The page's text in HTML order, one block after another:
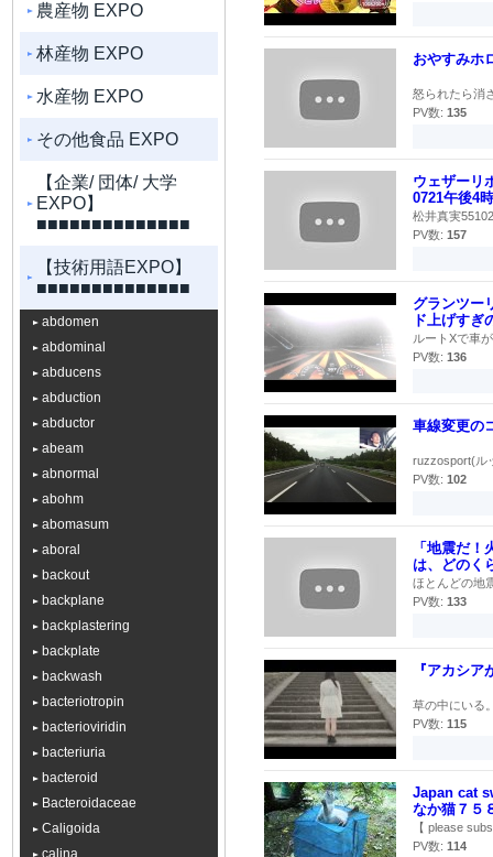
農産物 EXPO
林産物 EXPO
水産物 EXPO
その他食品 EXPO
【企業/ 団体/ 大学
EXPO】
■■■■■■■■■■■■■■
【技術用語EXPO】
■■■■■■■■■■■■■■
abdomen
abdominal
abducens
abduction
abductor
abeam
abnormal
abohm
abomasum
aboral
backout
backplane
backplastering
backplate
backwash
bacteriotropin
bacterioviridin
bacteriuria
bacteroid
Bacteroidaceae
Caligoida
calina
おやすみホ
怒られたら消
PV数: 135
ウェザーリ
0721午後4
松井真実
PV数: 157
グランツ
ド上げすぎ
ルートXで車
PV数: 136
車線変更の
ruzzosport(ル
PV数: 102
「地震だ
は、どのく
ほとんどの地
PV数: 133
『アカシ
草の中にいる
PV数: 115
Japan cat
なか猫７５
【 please
PV数: 114